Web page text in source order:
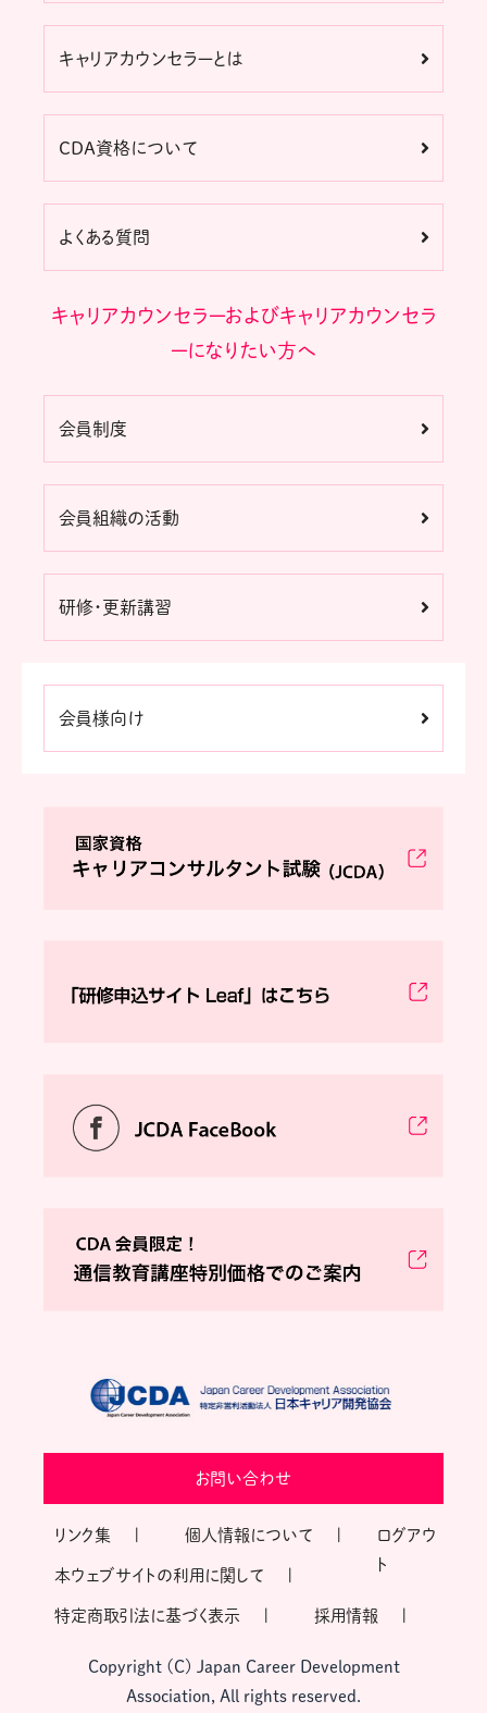
キャリアカウンセラーとは
CDA資格について
よくある質問
キャリアカウンセラーおよびキャリアカウンセラ
ーになりたい方へ
会員制度
会員組織の活動
研修・更新講習
会員様向け
お問い合わせ
リンク集 個人情報について
本ウェブサイトの利用に関して
特定商取引法に基づく表示 採用情報
ログアウ
ト
Copyright (C) Japan Career Development
Association, All rights reserved.